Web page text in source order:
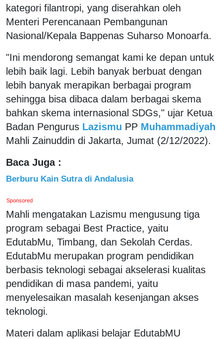
kategori filantropi, yang diserahkan oleh
Menteri Perencanaan Pembangunan
Nasional/Kepala Bappenas Suharso Monoarfa.
"Ini mendorong semangat kami ke depan untuk
lebih baik lagi. Lebih banyak berbuat dengan
lebih banyak merapikan berbagai program
sehingga bisa dibaca dalam berbagai skema
bahkan skema internasional SDGs," ujar Ketua
Badan Pengurus Lazismu PP Muhammadiyah
Mahli Zainuddin di Jakarta, Jumat (2/12/2022).
Baca Juga :
Berburu Kain Sutra di Andalusia
Sponsored
Mahli mengatakan Lazismu mengusung tiga
program sebagai Best Practice, yaitu
EdutabMu, Timbang, dan Sekolah Cerdas.
EdutabMu merupakan program pendidikan
berbasis teknologi sebagai akselerasi kualitas
pendidikan di masa pandemi, yaitu
menyelesaikan masalah kesenjangan akses
teknologi.
Materi dalam aplikasi belajar EdutabMU